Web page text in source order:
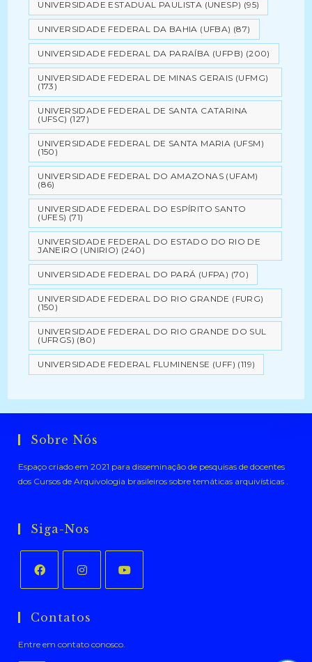
UNIVERSIDADE ESTADUAL PAULISTA (UNESP) (95)
UNIVERSIDADE FEDERAL DA BAHIA (UFBA) (87)
UNIVERSIDADE FEDERAL DA PARAÍBA (UFPB) (200)
UNIVERSIDADE FEDERAL DE MINAS GERAIS (UFMG)
(173)
UNIVERSIDADE FEDERAL DE SANTA CATARINA
(UFSC) (127)
UNIVERSIDADE FEDERAL DE SANTA MARIA (UFSM)
(150)
UNIVERSIDADE FEDERAL DO AMAZONAS (UFAM)
(86)
UNIVERSIDADE FEDERAL DO ESPÍRITO SANTO
(UFES) (71)
UNIVERSIDADE FEDERAL DO ESTADO DO RIO DE
JANEIRO (UNIRIO) (240)
UNIVERSIDADE FEDERAL DO PARÁ (UFPA) (70)
UNIVERSIDADE FEDERAL DO RIO GRANDE (FURG)
(150)
UNIVERSIDADE FEDERAL DO RIO GRANDE DO SUL
(UFRGS) (80)
UNIVERSIDADE FEDERAL FLUMINENSE (UFF) (119)
Sobre Nós
Espaço criado em 2021 para disseminação de pesquisas de docentes
dos Cursos de Arquivologia brasileiros sobre temáticas arquivísticas .
Siga-Nos
em
nova
em
nova
nova
Contatos
Entre em contato conosco.